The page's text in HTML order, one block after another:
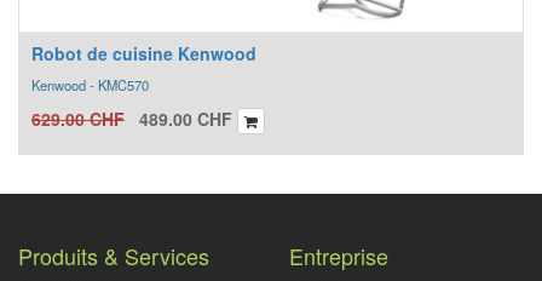
Robot de cuisine Kenwood
Kenwood - KMC570
629.00CHF 489.00 CHF
Produits & Services Entreprise